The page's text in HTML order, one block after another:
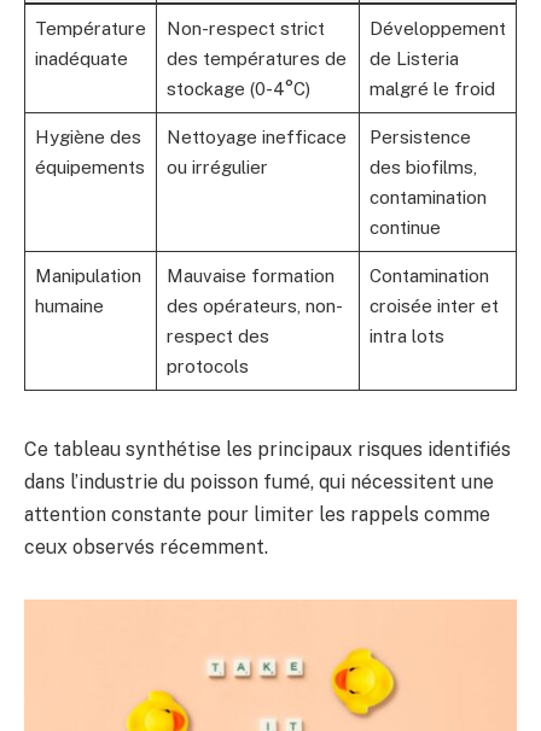
Température
inadéquate
Non-respect strict
des températures de
stockage (0-4°C)
Développement
de Listeria
malgré le froid
Hygiène des
équipements
Nettoyage inefficace
ou irrégulier
Persistence
des biofilms,
contamination
continue
Manipulation
humaine
Mauvaise formation
des opérateurs, non-
respect des
protocols
Contamination
croisée inter et
intra lots
Ce tableau synthétise les principaux risques identifiés
dans l’industrie du poisson fumé, qui nécessitent une
attention constante pour limiter les rappels comme
ceux observés récemment.